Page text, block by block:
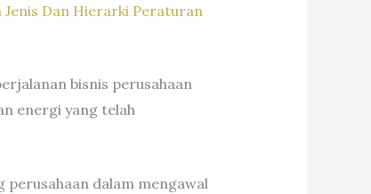
Jenis Dan Hierarki Peraturan
bisnis perusahaan
energi yang telah
perusahaan dalam mengawal